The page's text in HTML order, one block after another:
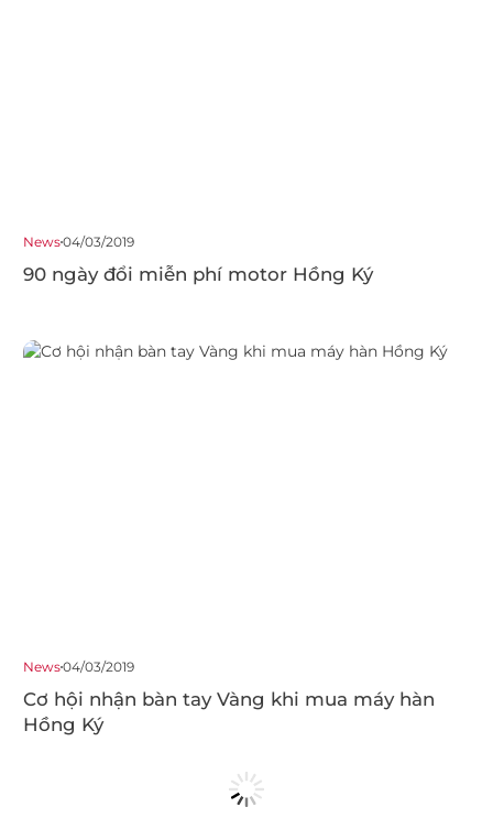
News04/03/2019
90 ngày đổi miễn phí motor Hồng Ký
News04/03/2019
Cơ hội nhận bàn tay Vàng khi mua máy hàn
Hồng Ký